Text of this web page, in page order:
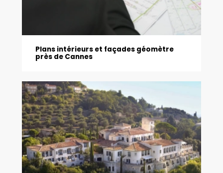
Plans intérieurs et façades géomètre
près de Cannes